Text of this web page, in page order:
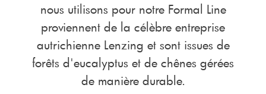
nous utilisons pour notre Formal Line
proviennent de la célèbre entreprise
autrichienne Lenzing et sont issues de
forêts d'eucalyptus et de chênes gérées
de manière durable.